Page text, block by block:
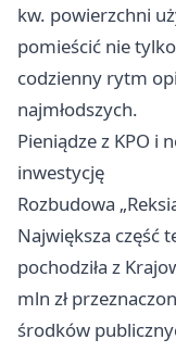
kw. powierzchni
pomieścić nie
codzienny rytm
najmłodszych.
Pieniądze z KPO i
inwestycję
Rozbudowa
Największa część
pochodziła z
mln zł
środków